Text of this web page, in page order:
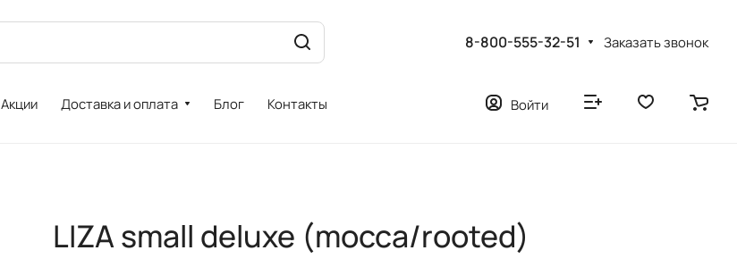
8-800-555-32-51 Заказать звонок
Акции Доставка и оплата Блог Контакты Войти
LIZA small deluxe (mocca/rooted)